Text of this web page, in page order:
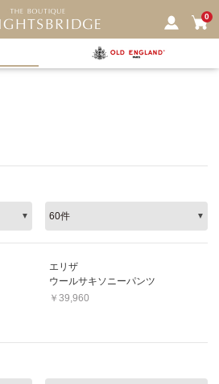
0
エリザ
ウールサキソニーパンツ
￥39,960